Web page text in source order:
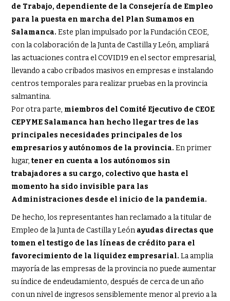
de Trabajo, dependiente de la Consejería de Empleo
para la puesta en marcha del Plan Sumamos en
Salamanca.Este plan impulsado por la Fundación CEOE,
con la colaboración de la Junta de Castilla y León, ampliará
las actuaciones contra el COVID19 en el sector empresarial,
llevando a cabo cribados masivos en empresas e instalando
centros temporales para realizar pruebas en la provincia
salmantina.
Por otra parte, miembros del Comité Ejecutivo de CEOE
CEPYME Salamanca han hecho llegar tres de las
principales necesidades principales de los
empresarios y autónomos de la provincia.En primer
lugar,tener en cuenta a los autónomos sin
trabajadores a su cargo, colectivo que hasta el
momento ha sido invisible para las
Administraciones desde el inicio de la pandemia.
De hecho, los representantes han reclamado a la titular de
Empleo de la Junta de Castilla y León ayudas directas que
tomen el testigo de las líneas de crédito para el
favorecimiento de la liquidez empresarial. La amplia
mayoría de las empresas de la provincia no puede aumentar
su índice de endeudamiento, después de cerca de un año
con un nivel de ingresos sensiblemente menor al previo a la